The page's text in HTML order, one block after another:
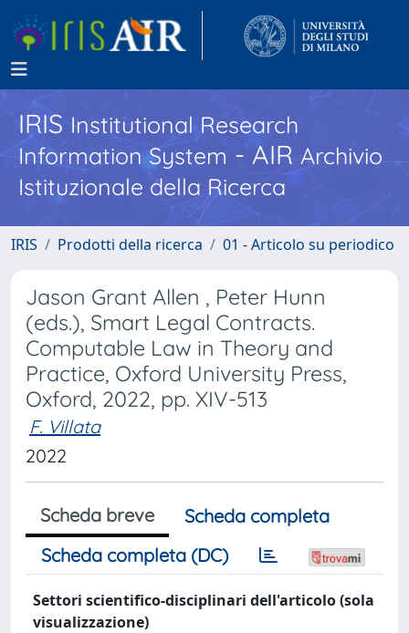
IRISInstitutional Research
Information System - AIR Archivio
Istituzionale della Ricerca
IRIS Prodotti della ricerca 01 - Articolo su periodico
Jason Grant Allen , Peter Hunn
(eds.), Smart Legal Contracts.
Computable Law in Theory and
Practice, Oxford University Press,
Oxford, 2022, pp. XIV-513
F. Villata
2022
Scheda breve
Scheda completa
Scheda completa (DC)
Settori scientifico-disciplinari dell'articolo (sola
visualizzazione)